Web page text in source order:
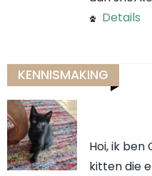
Details
KENNISMAKING
Hoi, ik
kitten die